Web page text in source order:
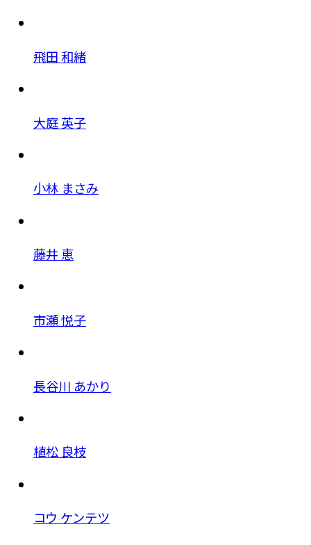
飛田 和緒
大庭 英子
小林 まさみ
藤井 恵
市瀬 悦子
長谷川 あかり
植松 良枝
コウ ケンテツ